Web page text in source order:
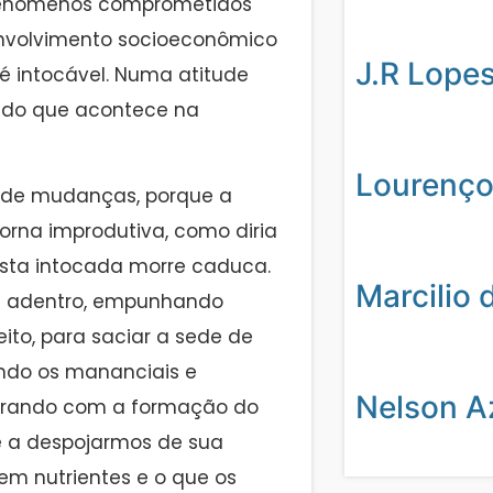
socioeconômico
intocável. Numa atitude
que acontece na
mudanças, porque a
improdutiva, como diria
intocada morre caduca.
empunhando
para saciar a sede de
os mananciais e
com a formação do
despojarmos de sua
nutrientes e o que os
J.R
Marcilio
Nelson